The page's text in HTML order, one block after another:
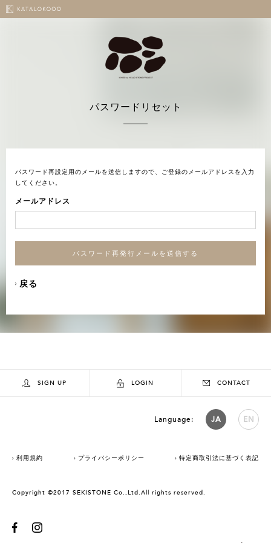
パスワードリセット
パスワード再設定用のメールを送信しますので、ご登録のメールアドレスを入力
してください。
メールアドレス
パスワード再発行メールを送信する
戻る
SIGN UP LOGIN CONTACT
Language: JA EN
利用規約 プライバシーポリシー 特定商取引法に基づく表記
Copyright ©2017 SEKISTONE Co.,Ltd.All rights reserved.